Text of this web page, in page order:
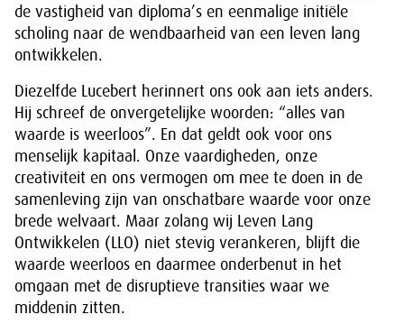
de vastigheid van diploma’s en eenmalige initiële
scholing naar de wendbaarheid van een leven lang
ontwikkelen.
Diezelfde Lucebert herinnert ons ook aan iets anders.
Hij schreef de onvergetelijke woorden: “alles van
waarde is weerloos”. En dat geldt ook voor ons
menselijk kapitaal. Onze vaardigheden, onze
creativiteit en ons vermogen om mee te doen in de
samenleving zijn van onschatbare waarde voor onze
brede welvaart. Maar zolang wij Leven Lang
Ontwikkelen (LLO) niet stevig verankeren, blijft die
waarde weerloos en daarmee onderbenut in het
omgaan met de disruptieve transities waar we
middenin zitten.